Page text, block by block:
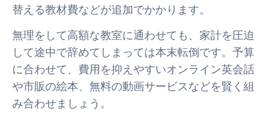
替える教材費などが追加でかかります。
無理をして高額な教室に通わせても、家計を圧迫
して途中で辞めてしまっては本末転倒です。予算
に合わせて、費用を抑えやすいオンライン英会話
や市販の絵本、無料の動画サービスなどを賢く組
み合わせましょう。